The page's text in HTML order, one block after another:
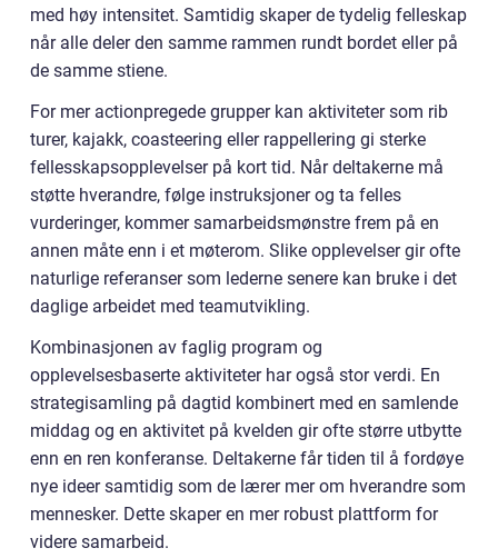
med høy intensitet. Samtidig skaper de tydelig felleskap
når alle deler den samme rammen rundt bordet eller på
de samme stiene.
For mer actionpregede grupper kan aktiviteter som rib
turer, kajakk, coasteering eller rappellering gi sterke
fellesskapsopplevelser på kort tid. Når deltakerne må
støtte hverandre, følge instruksjoner og ta felles
vurderinger, kommer samarbeidsmønstre frem på en
annen måte enn i et møterom. Slike opplevelser gir ofte
naturlige referanser som lederne senere kan bruke i det
daglige arbeidet med teamutvikling.
Kombinasjonen av faglig program og
opplevelsesbaserte aktiviteter har også stor verdi. En
strategisamling på dagtid kombinert med en samlende
middag og en aktivitet på kvelden gir ofte større utbytte
enn en ren konferanse. Deltakerne får tiden til å fordøye
nye ideer samtidig som de lærer mer om hverandre som
mennesker. Dette skaper en mer robust plattform for
videre samarbeid.